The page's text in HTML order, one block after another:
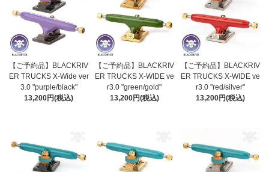
【ご予約品】BLACKRIV
ER TRUCKS X-Wide ver
3.0 "purple/black"
13,200円(税込)
【ご予約品】BLACKRIV
ER TRUCKS X-WIDE ve
r3.0 "green/gold"
13,200円(税込)
【ご予約品】BLACKRIV
ER TRUCKS X-WIDE ve
r3.0 "red/silver"
13,200円(税込)